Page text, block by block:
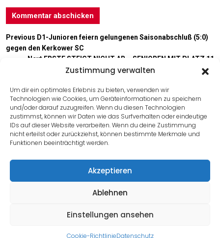
Zustimmung verwalten
Um dir ein optimales Erlebnis zu bieten, verwenden wir
Technologien wie Cookies, um Geräteinformationen zu speichern
und/oder darauf zuzugreifen. Wenn du diesen Technologien
zustimmst, können wir Daten wie das Surfverhalten oder eindeutige
IDs auf dieser Website verarbeiten. Wenn du deine Zustimmung
nicht erteilst oder zurückziehst, können bestimmte Merkmale und
Funktionen beeinträchtigt werden.
Akzeptieren
Ablehnen
Einstellungen ansehen
Cookie-RichtlinieDatenschutz
Previous D1-Junioren feiern gelungenen Saisonabschluß (5:0)
gegen den Kerkower SC
Next ERSTE STEIGT NICHT AB – SENIOREN MIT PLATZ 11
UNTER IHREN MÖGLICHKEITEN
Useful Link
Impressum
Kontakt
Cookies
Anmelden